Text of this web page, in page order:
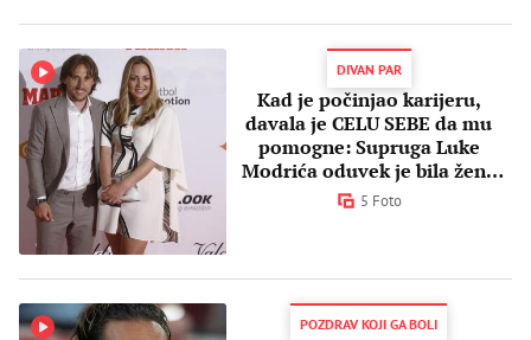
DIVAN PAR
Kad je počinjao karijeru,
davala je CELU SEBE da mu
pomogne: Supruga Luke
Modrića oduvek je bila žena
njegovih snova
5 Foto
POZDRAV KOJI GA BOLI